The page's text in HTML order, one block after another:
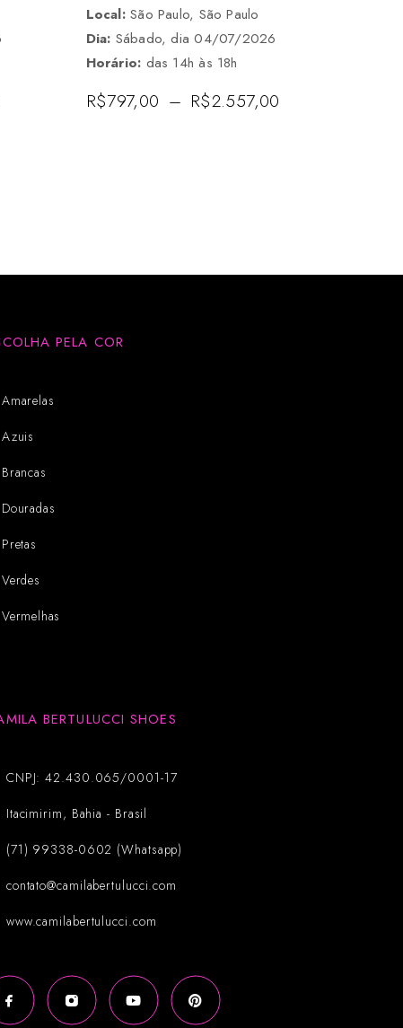
Local:São Paulo, São Paulo
Dia: Sábado, dia 04/07/2026
Horário: das 14h às 18h
R$797,00 – R$2.557,00
PELA COR
Amarelas
Azuis
Brancas
Douradas
Pretas
Verdes
Vermelhas
BERTULUCCI SHOES
CNPJ: 42.430.065/0001-17
Itacimirim, Bahia - Brasil
(71) 99338-0602 (Whatsapp)
contato@camilabertulucci.com
www.camilabertulucci.com